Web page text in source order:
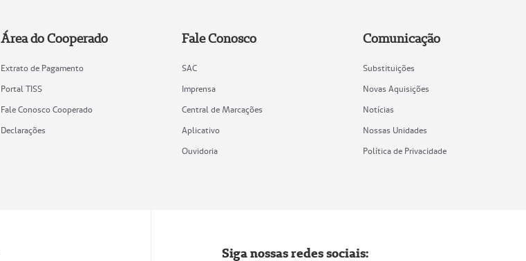
Área do Cooperado
Extrato de Pagamento
Portal TISS
Fale Conosco Cooperado
Declarações
Fale Conosco
SAC
Imprensa
Central de Marcações
Aplicativo
Ouvidoria
Comunicação
Substituições
Novas Aquisições
Notícias
Nossas Unidades
Política de Privacidade
Siga nossas redes sociais: